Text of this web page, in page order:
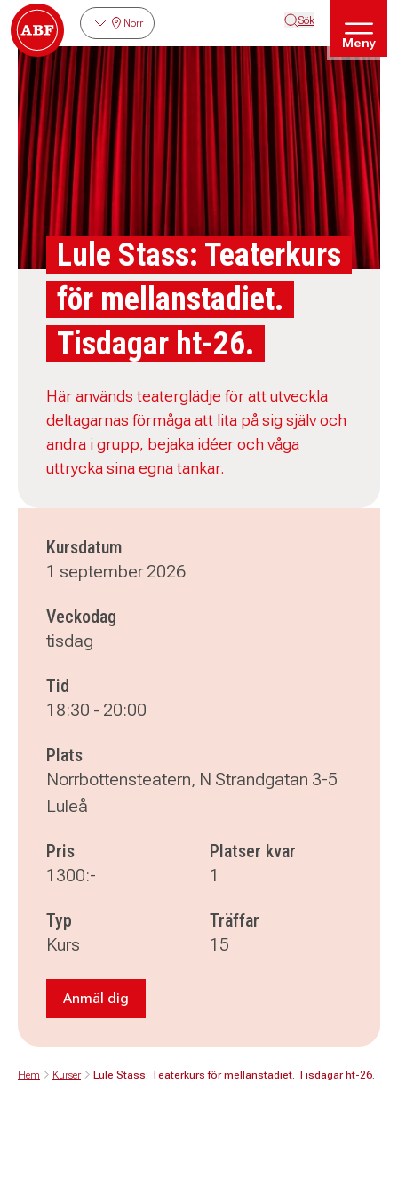
Norr Sök
Meny
Lule Stass: Teaterkurs
för mellanstadiet.
Tisdagar ht-26.
Här används teaterglädje för att utveckla
deltagarnas förmåga att lita på sig själv och
andra i grupp, bejaka idéer och våga
uttrycka sina egna tankar.
Kursdatum
1 september 2026
Veckodag
tisdag
Tid
18:30 - 20:00
Plats
Norrbottensteatern, N Strandgatan 3-5
Luleå
Pris
1300:-
Platser kvar
1
Typ
Kurs
Träffar
15
Anmäl dig till Lule Stass: Teaterkurs för
Anmäl dig
Hem Kurser Lule Stass: Teaterkurs för mellanstadiet. Tisdagar ht-26.